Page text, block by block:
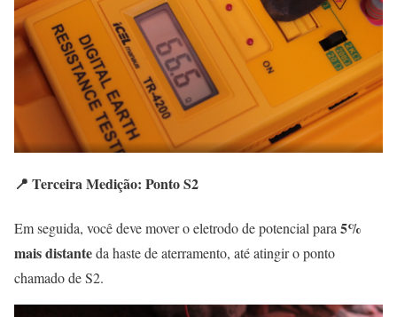
📍 Terceira Medição: Ponto S2
Em seguida, você deve mover o eletrodo de potencial para 5%
mais distanteda haste de aterramento, até atingir o ponto
chamado de S2.